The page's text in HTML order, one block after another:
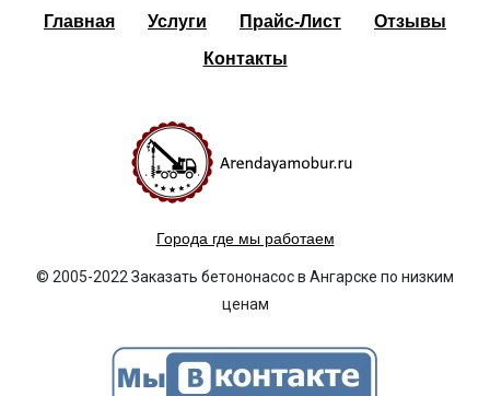
Главная Услуги Прайс-Лист
Отзывы
Контакты
Города где мы работаем
© 2005-2022 Заказать бетононасос в Ангарске по низким
ценам